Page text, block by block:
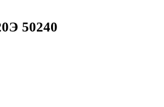
50240